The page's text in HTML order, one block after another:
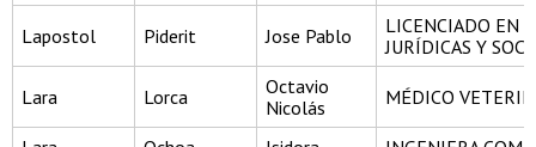
Lapostol Piderit Jose Pablo
LICENCIADO EN
JURÍDICAS Y
Lara Lorca
Octavio
Nicolás
MÉDICO